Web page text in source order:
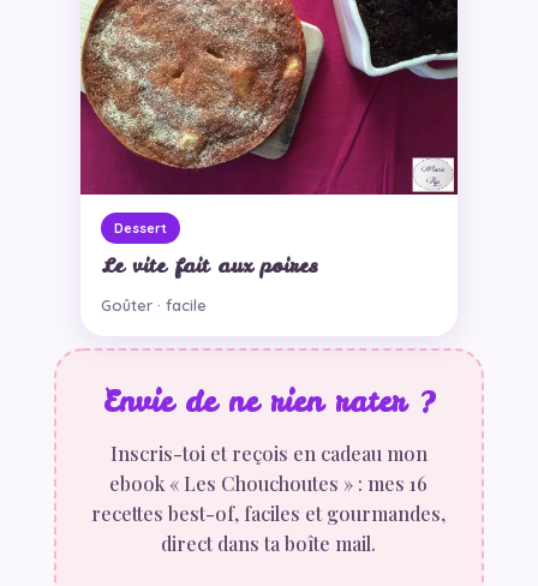
Dessert
Le vite fait aux poires
Goûter · facile
Envie de ne rien rater ?
Inscris-toi et reçois en cadeau mon
ebook « Les Chouchoutes » : mes 16
recettes best-of, faciles et gourmandes,
direct dans ta boîte mail.